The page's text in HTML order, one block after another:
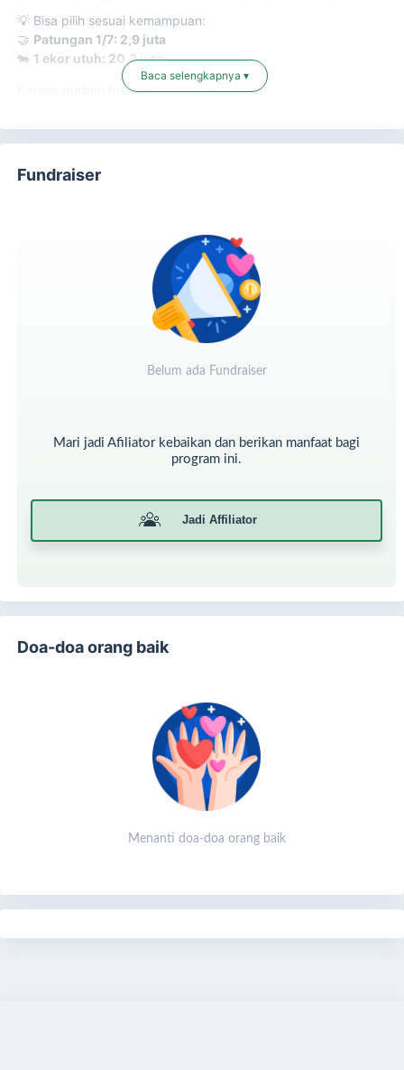
💡 Bisa pilih sesuai kemampuan:
🤝 Patungan 1/7: 2,9 juta
🐄 1 ekor utuh: 20,3 juta
Karena qurban bukan soal besar kecilnya…
Rasulullah ﷺ bersabda:
orang lain."
Klik Qurban Sekarang
Masukkan nominal Qurban
Pilih metode pembayaran
DISCLAIMER:
hari penyembelihan dan donatur akan menerima
informasi lebih lanjut by WA
Informasi lebih lanjut dapat menghubungi CS YASA
Baca selengkapnya ▾
Fundraiser
Belum ada Fundraiser
Mari jadi Afiliator kebaikan dan berikan manfaat bagi
program ini.
Jadi Affiliator
Doa-doa orang baik
Menanti doa-doa orang baik